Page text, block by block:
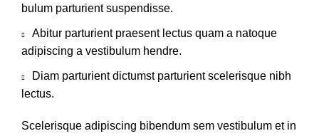
bulum parturient suspendisse.
Abitur parturient praesent lectus quam a natoque
adipiscing a vestibulum hendre.
Diam parturient dictumst parturient scelerisque nibh
lectus.
Scelerisque adipiscing bibendum sem vestibulum et in